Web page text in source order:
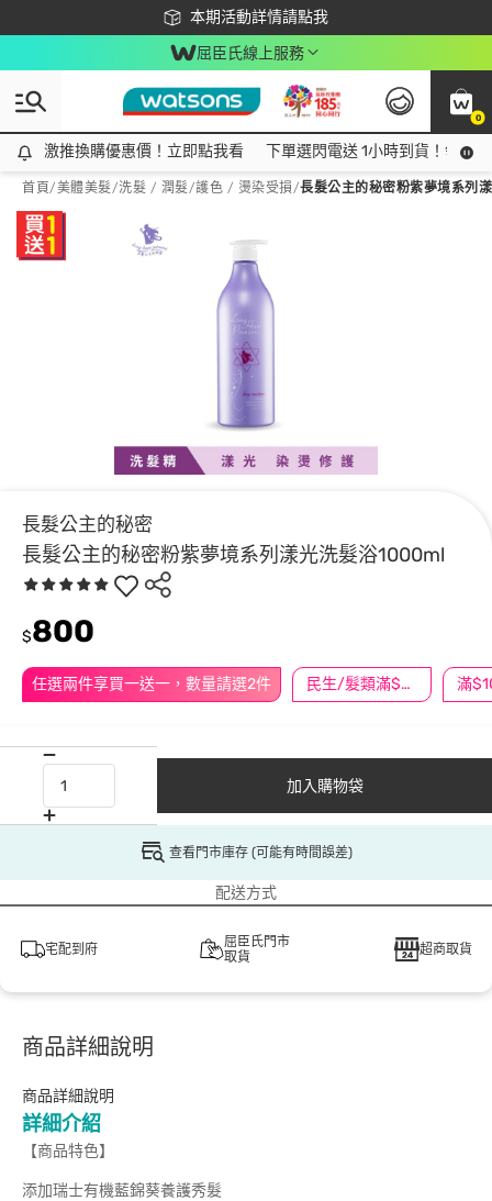
本期活動詳情請點我
下載app最高回饋$350
屈臣氏線上服務
0
激推換購優惠價！立即點我看
激推換購優惠價！立即點我看 下單選閃電送 1小時到貨！領神
首頁/美體美髮/洗髮 / 潤髮/護色 / 燙染受損/長髮公主的秘密粉紫夢境系列
長髮公主的秘密
長髮公主的秘密粉紫夢境系列漾光洗髮浴1000ml
任選兩件享買一送一，數量請選2件 民生/髮類滿$388送舒潔冰巾
$800
加入購物袋
查看門市庫存 (可能有時間誤差)
配送方式
宅配到府
屈臣氏門市
取貨
超商取貨
商品詳細說明
商品詳細說明
詳細介紹
【商品特色】
添加瑞士有機藍錦葵養護秀髮